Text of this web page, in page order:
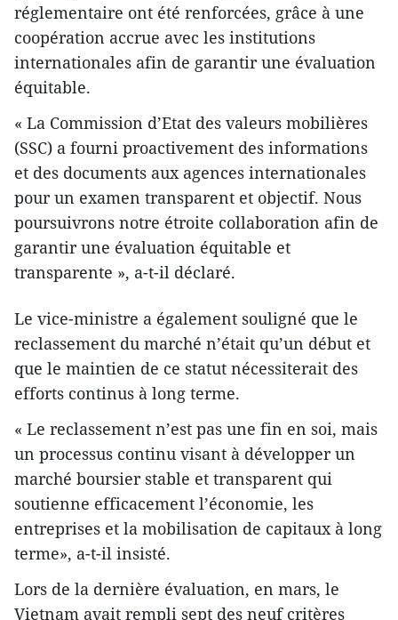
réglementaire ont été renforcées, grâce à une
coopération accrue avec les institutions
internationales afin de garantir une évaluation
équitable.
« La Commission d’Etat des valeurs mobilières
(SSC) a fourni proactivement des informations
et des documents aux agences internationales
pour un examen transparent et objectif. Nous
poursuivrons notre étroite collaboration afin de
garantir une évaluation équitable et
transparente », a-t-il déclaré.
Le vice-ministre a également souligné que le
reclassement du marché n’était qu’un début et
que le maintien de ce statut nécessiterait des
efforts continus à long terme.
« Le reclassement n’est pas une fin en soi, mais
un processus continu visant à développer un
marché boursier stable et transparent qui
soutienne efficacement l’économie, les
entreprises et la mobilisation de capitaux à long
terme», a-t-il insisté.
Lors de la dernière évaluation, en mars, le
Vietnam avait rempli sept des neuf critères